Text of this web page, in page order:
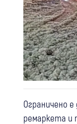
Ограничено
ремаркета и